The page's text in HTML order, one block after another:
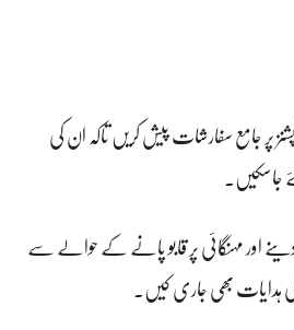
پر جامع سفارشات پیش کریں تاکہ ان کی
جاسکیں۔
اور مہنگائی پر قابو پانے کے حوالے سے
ہدایات بھی جاری کیں.